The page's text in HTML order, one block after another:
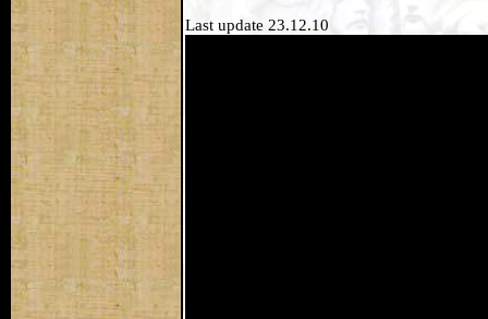
Last update 23.12.10